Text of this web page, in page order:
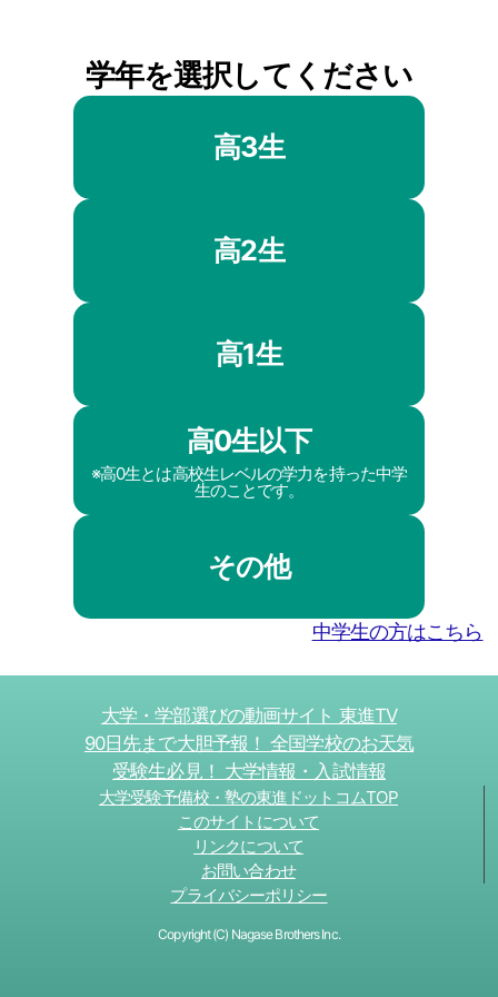
学年を選択してください
高3生
高2生
高1生
高0生以下
※高0生とは高校生レベルの学力を持った中学
生のことです。
その他
中学生の方はこちら
大学・学部選びの動画サイト 東進TV
90日先まで大胆予報！ 全国学校のお天気
受験生必見！ 大学情報・入試情報
大学受験予備校・塾の東進ドットコムTOP
このサイトについて
リンクについて
お問い合わせ
プライバシーポリシー
Copyright (C) Nagase Brothers Inc.